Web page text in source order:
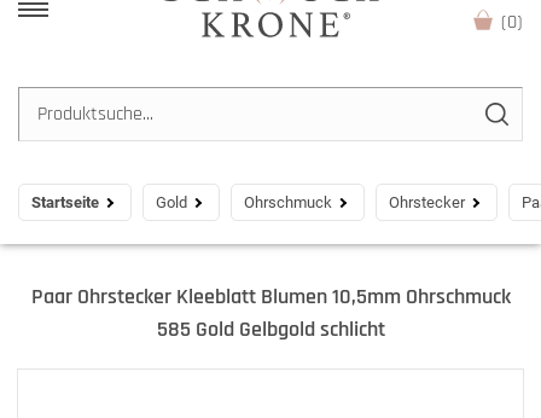
(0)
Startseite Gold Ohrschmuck Ohrstecker
Paar Ohrstecker Kleeblatt Blumen 10,5mm Ohrschmuck
585 Gold Gelbgold schlicht